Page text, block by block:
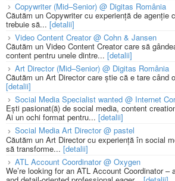
Copywriter (Mid–Senior) @ Digitas România
Căutăm un Copywriter cu experiență de agenție
trebuie să... [detalii]
Video Content Creator @ Cohn & Jansen
Căutăm un Video Content Creator care să
content pentru unele dintre... [detalii]
Art Director (Mid–Senior) @ Digitas România
Căutăm un Art Director care știe că e tare când
[detalii]
Social Media Specialist wanted @ Internet
Ești pasionat(ă) de social media, content
Ai un ochi format pentru... [detalii]
Social Media Art Director @ pastel
Căutăm un Art Director cu experiență în social
să transforme... [detalii]
ATL Account Coordinator @ Oxygen
We’re looking for an ATL Account Coordinator –